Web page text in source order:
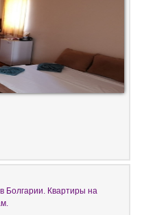
Болгарии. Квартиры на